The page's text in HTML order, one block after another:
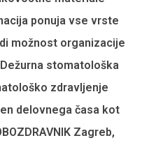
ponuja vse vrste
možnost organizacije
stomatološka
zdravljenje
delovnega časa kot
Zagreb,